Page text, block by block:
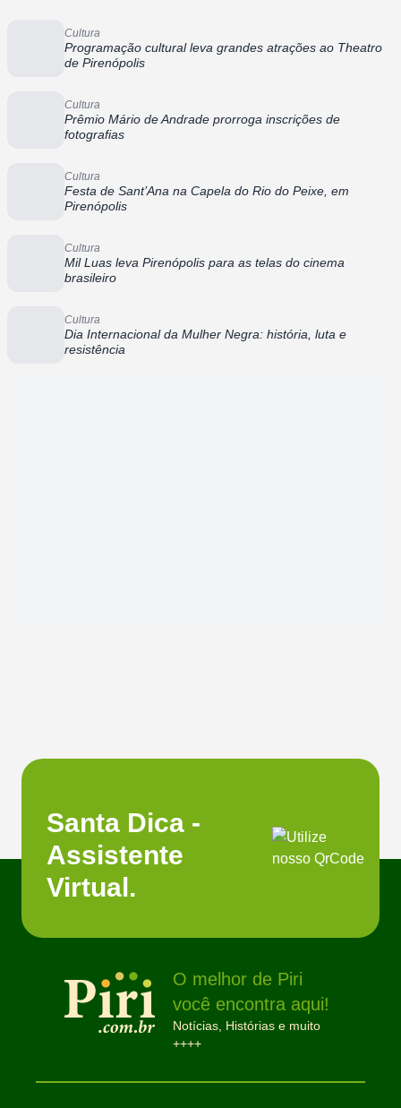
Cultura
Programação cultural leva grandes atrações ao Theatro
de Pirenópolis
Cultura
Prêmio Mário de Andrade prorroga inscrições de
fotografias
Cultura
Festa de Sant’Ana na Capela do Rio do Peixe, em
Pirenópolis
Cultura
Mil Luas leva Pirenópolis para as telas do cinema
brasileiro
Cultura
Dia Internacional da Mulher Negra: história, luta e
resistência
Santa Dica -
Assistente
Virtual.
O melhor de Piri
você encontra aqui!
Notícias, Histórias e muito
++++